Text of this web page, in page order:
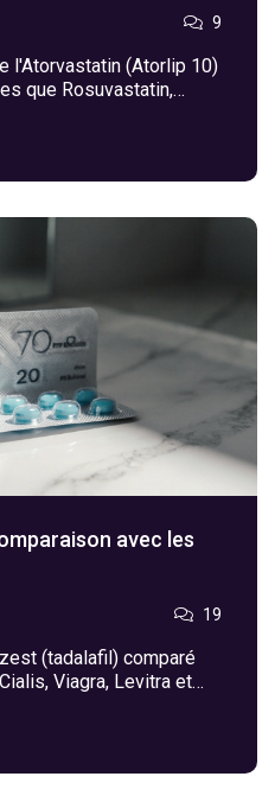
9
l'Atorvastatin (Atorlip 10)
que Rosuvastatin,
avec les
19
(tadalafil) comparé
Viagra, Levitra et